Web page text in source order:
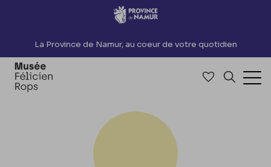
Accèder directement au contenu
La Province de Namur, au coeur de votre quotidien
Accéder à